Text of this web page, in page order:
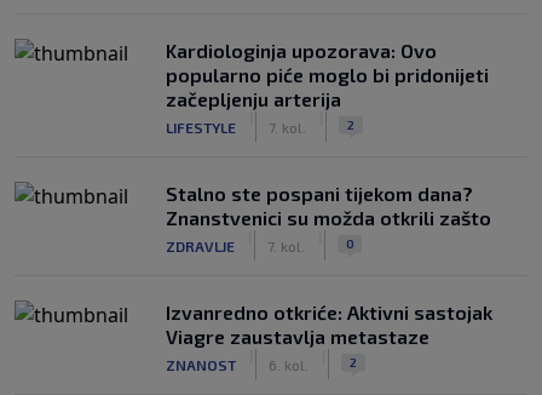
Kardiologinja upozorava: Ovo
popularno piće moglo bi pridonijeti
začepljenju arterija
LIFESTYLE 7. kol. 2
Stalno ste pospani tijekom dana?
Znanstvenici su možda otkrili zašto
ZDRAVLJE 7. kol. 0
Izvanredno otkriće: Aktivni sastojak
Viagre zaustavlja metastaze
ZNANOST 6. kol. 2